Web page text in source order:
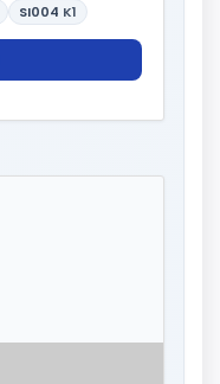
SI004 K1